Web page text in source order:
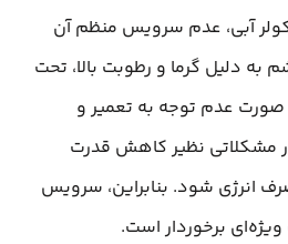
آبی، عدم سرویس منظم آن
به دلیل گرما و رطوبت بالا، تحت
صورت عدم توجه به تعمیر و
مشکلاتی نظیر کاهش قدرت
انرژی شود. بنابراین، سرویس
برخوردار است.